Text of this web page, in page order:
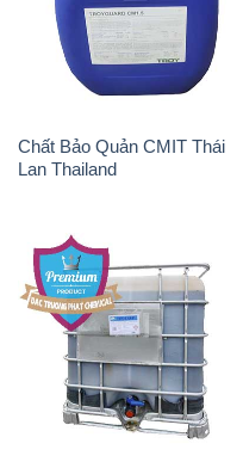
Chất Bảo Quản CMIT Thái
Lan Thailand